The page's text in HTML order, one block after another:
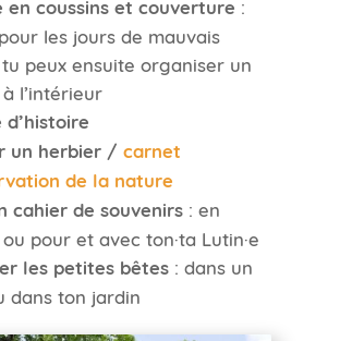
en coussins et couverture :
les jours de mauvais
peux ensuite organiser un
l’intérieur
un herbier / carnet
de la nature
cahier de souvenirs: en
pour et avec ton·ta Lutin·e
les petites bêtes: dans un
dans ton jardin